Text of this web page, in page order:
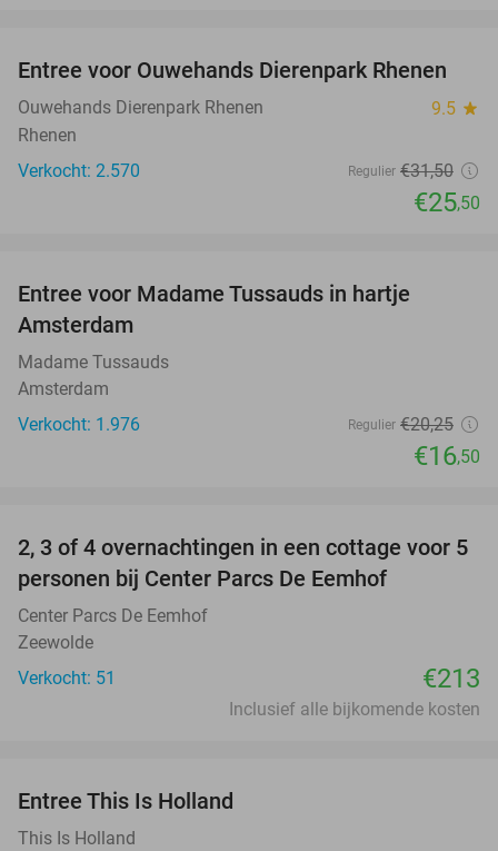
19%
Entree voor Ouwehands Dierenpark Rhenen
Ouwehands Dierenpark Rhenen 9.5 star
Rhenen
Verkocht: 2.570
Regulier €31,50
€25,50
Entree voor Madame Tussauds in hartje
Amsterdam
Madame Tussauds
Amsterdam
Verkocht: 1.976
Regulier €20,25
€16,50
2, 3 of 4 overnachtingen in een cottage voor 5
personen bij Center Parcs De Eemhof
Center Parcs De Eemhof
Zeewolde
Verkocht: 51
€213
Inclusief alle bijkomende kosten
Entree This Is Holland
This Is Holland